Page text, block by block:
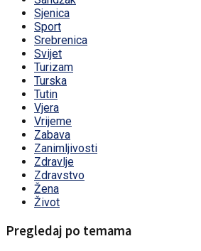
Sjenica
Sport
Srebrenica
Svijet
Turizam
Turska
Tutin
Vjera
Vrijeme
Zabava
Zanimljivosti
Zdravlje
Zdravstvo
Žena
Život
Pregledaj po temama